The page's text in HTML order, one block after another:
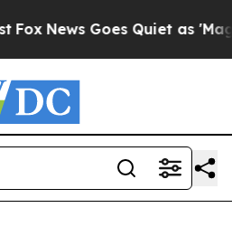
News Goes Quiet as 'Maga